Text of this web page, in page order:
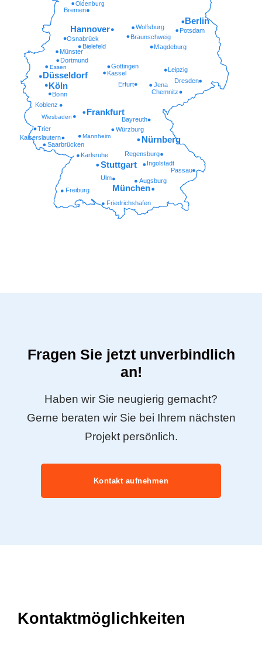
Friedrichshafen
Freiburg
Augsburg
Ulm
Passau
Ingolstadt
Regensburg
Karlsruhe
Saarbrücken
Kaiserslautern Mannheim
Würzburg
Trier
Wiesbaden Bayreuth
Koblenz
Chemnitz
Bonn
Erfurt Jena
Dresden
Kassel
Göttingen
Essen
Dortmund
Münster
Magdeburg
Bielefeld
Braunschweig
Osnabrück
Potsdam
Wolfsburg
Oldenburg
München
Stuttgart
Nürnberg
Frankfurt
Köln
Düsseldorf
Leipzig
Hannover
Berlin
Bremen
Fragen Sie jetzt unverbindlich
an!
Haben wir Sie neugierig gemacht?
Gerne beraten wir Sie bei Ihrem nächsten
Projekt persönlich.
Kontakt aufnehmen
Kontaktmöglichkeiten